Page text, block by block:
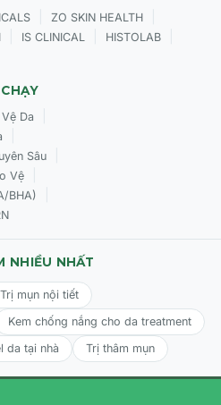
ZO SKIN HEALTH
IS CLINICAL HISTOLAB
Da
Sâu
Vệ
BHA)
NHIỀU NHẤT
Trị mụn nội tiết
Kem chống nắng cho da treatment
da tại nhà Trị thâm mụn